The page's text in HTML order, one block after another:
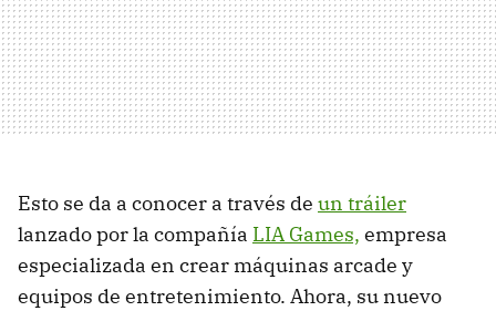
Esto se da a conocer a través de un tráiler
lanzado por la compañía LIA Games, empresa
especializada en crear máquinas arcade y
equipos de entretenimiento. Ahora, su nuevo